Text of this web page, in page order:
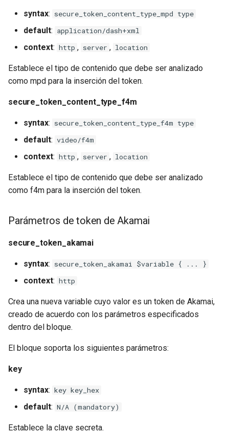
shell
signal
snappy
socket
stats
tarantool
template
test
tsort
txid
syntax: secure_token_content_type_mpd type
default: application/dash+xml
context: http , server , location
Establece el tipo de contenido que debe ser analizado
como mpd para la inserción del token.
secure_token_content_type_f4m
syntax: secure_token_content_type_f4m type
default: video/f4m
context: http , server , location
Establece el tipo de contenido que debe ser analizado
como f4m para la inserción del token.
Parámetros de token de Akamai
secure_token_akamai
syntax: secure_token_akamai $variable { ... }
context: http
Crea una nueva variable cuyo valor es un token de Akamai,
creado de acuerdo con los parámetros especificados
dentro del bloque.
El bloque soporta los siguientes parámetros:
key
syntax: key key_hex
default: N/A (mandatory)
Establece la clave secreta.